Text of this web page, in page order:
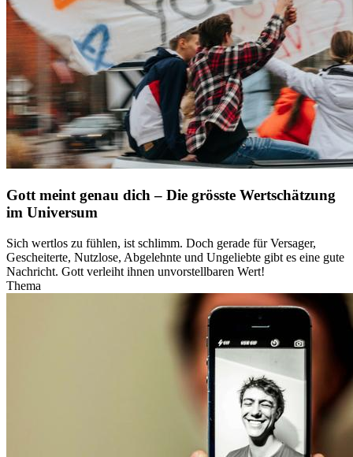
Gott meint genau dich – Die grösste Wertschätzung
im Universum
Sich wertlos zu fühlen, ist schlimm. Doch gerade für Versager,
Gescheiterte, Nutzlose, Abgelehnte und Ungeliebte gibt es eine gute
Nachricht. Gott verleiht ihnen unvorstellbaren Wert!
Thema